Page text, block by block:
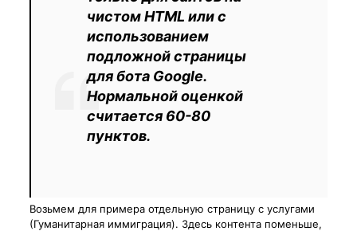
чистом HTML или с
использованием
подложной страницы
для бота Google.
Нормальной оценкой
считается 60-80
пунктов.
Возьмем для примера отдельную страницу с услугами
(Гуманитарная иммиграция). Здесь контента поменьше,